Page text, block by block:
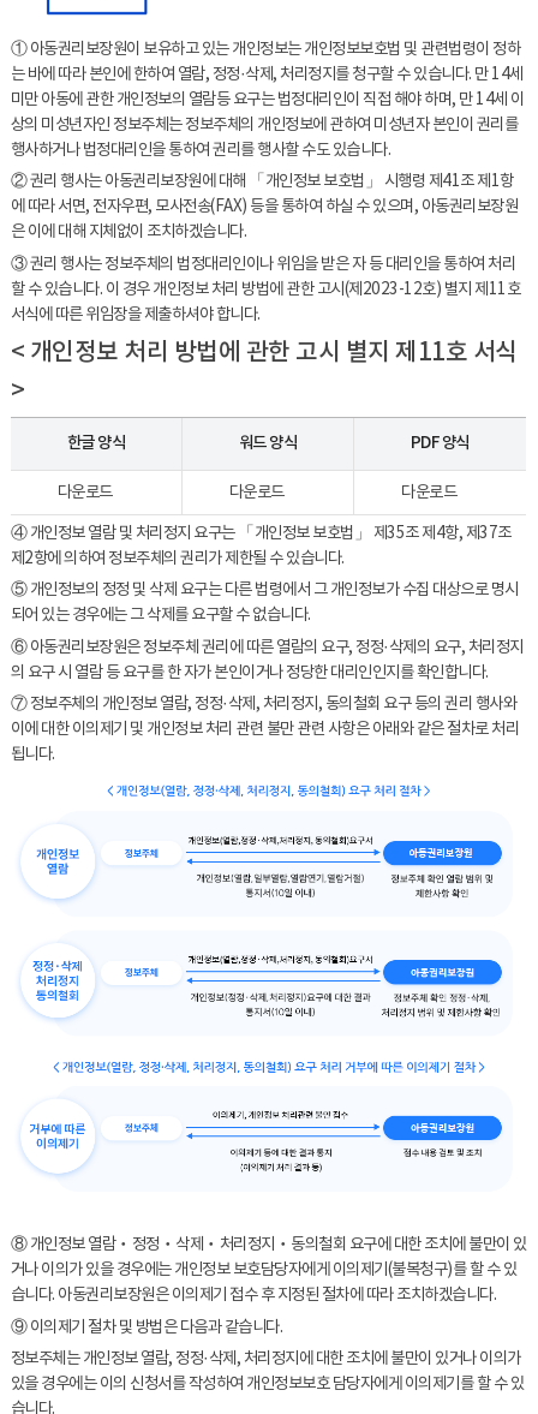
① 아동권리보장원이 보유하고 있는 개인정보는 개인정보보호법 및 관련법령이 정하
는 바에 따라 본인에 한하여 열람, 정정·삭제, 처리정지를 청구할 수 있습니다. 만 14세
미만 아동에 관한 개인정보의 열람등 요구는 법정대리인이 직접 해야 하며, 만 14세 이
상의 미성년자인 정보주체는 정보주체의 개인정보에 관하여 미성년자 본인이 권리를
행사하거나 법정대리인을 통하여 권리를 행사할 수도 있습니다.
② 권리 행사는 아동권리보장원에 대해 「개인정보 보호법」 시행령 제41조 제1항
에 따라 서면, 전자우편, 모사전송(FAX) 등을 통하여 하실 수 있으며, 아동권리보장원
은 이에 대해 지체없이 조치하겠습니다.
③ 권리 행사는 정보주체의 법정대리인이나 위임을 받은 자 등 대리인을 통하여 처리
할 수 있습니다. 이 경우 개인정보 처리 방법에 관한 고시(제2023-12호) 별지 제11호
서식에 따른 위임장을 제출하셔야 합니다.
< 개인정보 처리 방법에 관한 고시 별지 제11호 서식
>
한글 양식 워드 양식 PDF 양식
다운로드 다운로드 다운로드
④ 개인정보 열람 및 처리정지 요구는 「개인정보 보호법」 제35조 제4항, 제37조
제2항에 의하여 정보주체의 권리가 제한될 수 있습니다.
⑤ 개인정보의 정정 및 삭제 요구는 다른 법령에서 그 개인정보가 수집 대상으로 명시
되어 있는 경우에는 그 삭제를 요구할 수 없습니다.
⑥ 아동권리보장원은 정보주체 권리에 따른 열람의 요구, 정정·삭제의 요구, 처리정지
의 요구 시 열람 등 요구를 한 자가 본인이거나 정당한 대리인인지를 확인합니다.
⑦ 정보주체의 개인정보 열람, 정정·삭제, 처리정지, 동의철회 요구 등의 권리 행사와
이에 대한 이의제기 및 개인정보 처리 관련 불만 관련 사항은 아래와 같은 절차로 처리
됩니다.
⑧ 개인정보 열람‧정정‧삭제‧처리정지‧동의철회 요구에 대한 조치에 불만이 있
거나 이의가 있을 경우에는 개인정보 보호담당자에게 이의제기(불복청구)를 할 수 있
습니다. 아동권리보장원은 이의제기 접수 후 지정된 절차에 따라 조치하겠습니다.
⑨ 이의제기 절차 및 방법은 다음과 같습니다.
정보주체는 개인정보 열람, 정정·삭제, 처리정지에 대한 조치에 불만이 있거나 이의가
있을 경우에는 이의 신청서를 작성하여 개인정보보호 담당자에게 이의제기를 할 수 있
습니다.